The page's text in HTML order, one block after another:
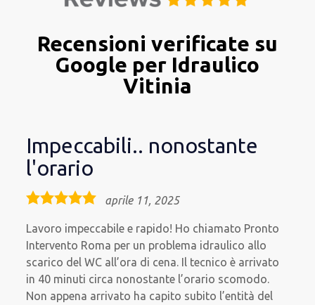
Recensioni verificate su
Google per Idraulico
Vitinia
Impeccabili.. nonostante
l'orario
5,0
aprile 11, 2025
Lavoro impeccabile e rapido! Ho chiamato Pronto
Intervento Roma per un problema idraulico allo
scarico del WC all’ora di cena. Il tecnico è arrivato
in 40 minuti circa nonostante l’orario scomodo.
Non appena arrivato ha capito subito l’entità del